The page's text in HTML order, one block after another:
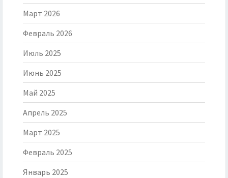
Март 2026
Февраль 2026
Июль 2025
Июнь 2025
Май 2025
Апрель 2025
Март 2025
Февраль 2025
Январь 2025